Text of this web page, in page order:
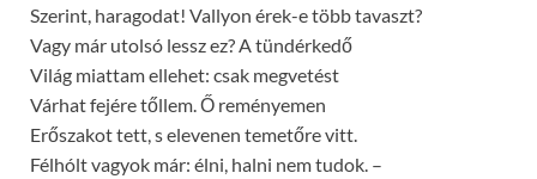
Szerint, haragodat! Vallyon érek-e több tavaszt?
Vagy már utolsó lessz ez? A tündérkedő
Világ miattam ellehet: csak megvetést
Várhat fejére tőllem. Ő reményemen
Erőszakot tett, s elevenen temetőre vitt.
Félhólt vagyok már: élni, halni nem tudok. –